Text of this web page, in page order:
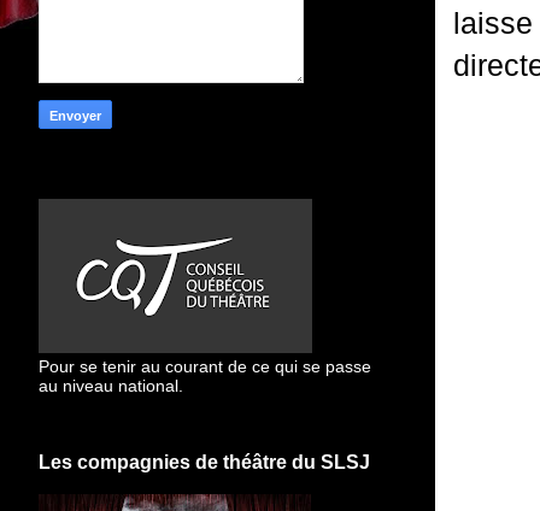
Pour se tenir au courant de ce qui se passe
au niveau national.
Les compagnies de théâtre du SLSJ